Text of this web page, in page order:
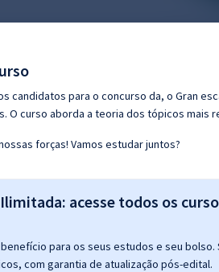
candidatos para o concurso da, o Gran
O curso aborda a teoria dos tópicos mais
forças! Vamos estudar juntos?
acesse todos os
para os seus estudos e seu
com garantia de atualização pós-edital.